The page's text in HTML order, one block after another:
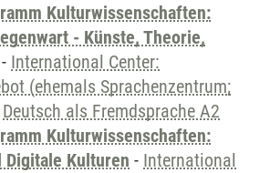
Kulturwissenschaften:
- Künste, Theorie,
- International Center:
(ehemals Sprachenzentrum;
Deutsch als Fremdsprache A2
Kulturwissenschaften:
Digitale Kulturen - International